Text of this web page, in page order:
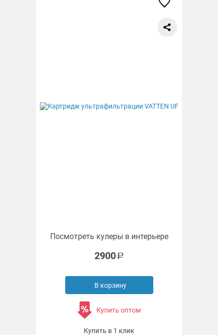
Посмотреть кулеры в интерьере
2900
В корзину
Купить оптом
Купить в 1 клик